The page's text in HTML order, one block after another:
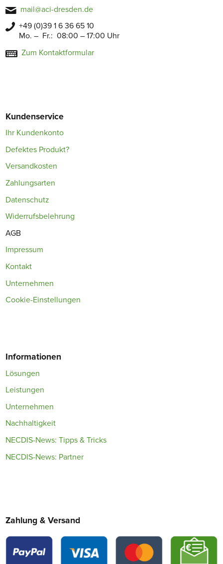
mail@aci-dresden.de
+49 (0)39 1 6 36 65 10
Mo. – Fr.: 08:00 – 17:00 Uhr
Zum Kontaktformular
Kundenservice
Ihr Kundenkonto
Defektes Produkt?
Versandkosten
Zahlungsarten
Datenschutz
Widerrufsbelehrung
AGB
Impressum
Kontakt
Unternehmen
Cookie-Einstellungen
Informationen
Lösungen
Leistungen
Unternehmen
Nachhaltigkeit
NECDIS-News: Tipps & Tricks
NECDIS-News: Partner
Zahlung & Versand